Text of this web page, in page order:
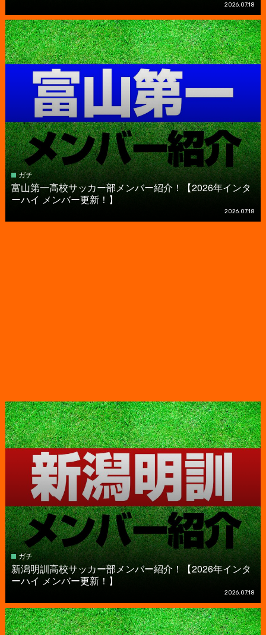
2026.07.18
ガチ
富山第一高校サッカー部メンバー紹介！【2026年インタ
ーハイ メンバー更新！】
2026.07.18
ガチ
新潟明訓高校サッカー部メンバー紹介！【2026年インタ
ーハイ メンバー更新！】
2026.07.18